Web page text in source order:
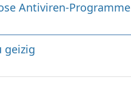
Antiviren-Programme
geizig